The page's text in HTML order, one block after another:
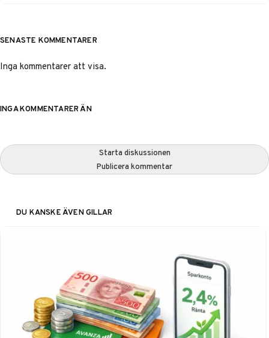
SENASTE KOMMENTARER
Inga kommentarer att visa.
INGA KOMMENTARER ÄN
Starta diskussionen
Publicera kommentar
DU KANSKE ÄVEN GILLAR